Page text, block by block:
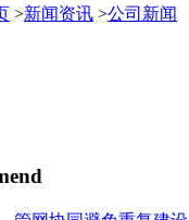
>新闻资讯 >公司新闻